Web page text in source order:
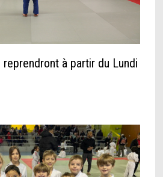
à partir du Lundi